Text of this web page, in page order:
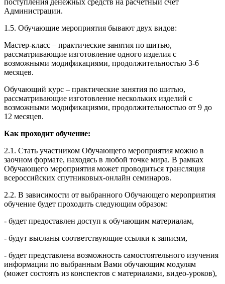
поступления денежных средств на расчетный счет
Администрации.
1.5. Обучающие мероприятия бывают двух видов:
Мастер-класс – практические занятия по шитью,
рассматривающие изготовление одного изделия с
возможными модификациями, продолжительностью 3-6
месяцев.
Обучающий курс – практические занятия по шитью,
рассматривающие изготовление нескольких изделий с
возможными модификациями, продолжительностью от 9 до
12 месяцев.
Как проходит обучение:
2.1. Стать участником Обучающего мероприятия можно в
заочном формате, находясь в любой точке мира. В рамках
Обучающего мероприятия может проводиться трансляция
всероссийских спутниковых-онлайн семинаров.
2.2. В зависимости от выбранного Обучающего мероприятия
обучение будет проходить следующим образом:
- будет предоставлен доступ к обучающим материалам,
- будут высланы соответствующие ссылки к записям,
- будет представлена возможность самостоятельного изучения
информации по выбранным Вами обучающим модулям
(может состоять из конспектов с материалами, видео-уроков),